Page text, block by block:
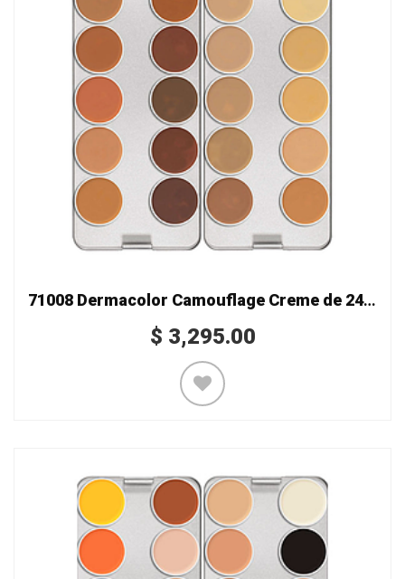
71008 Dermacolor Camouflage Creme de 24 colores
$ 3,295.00